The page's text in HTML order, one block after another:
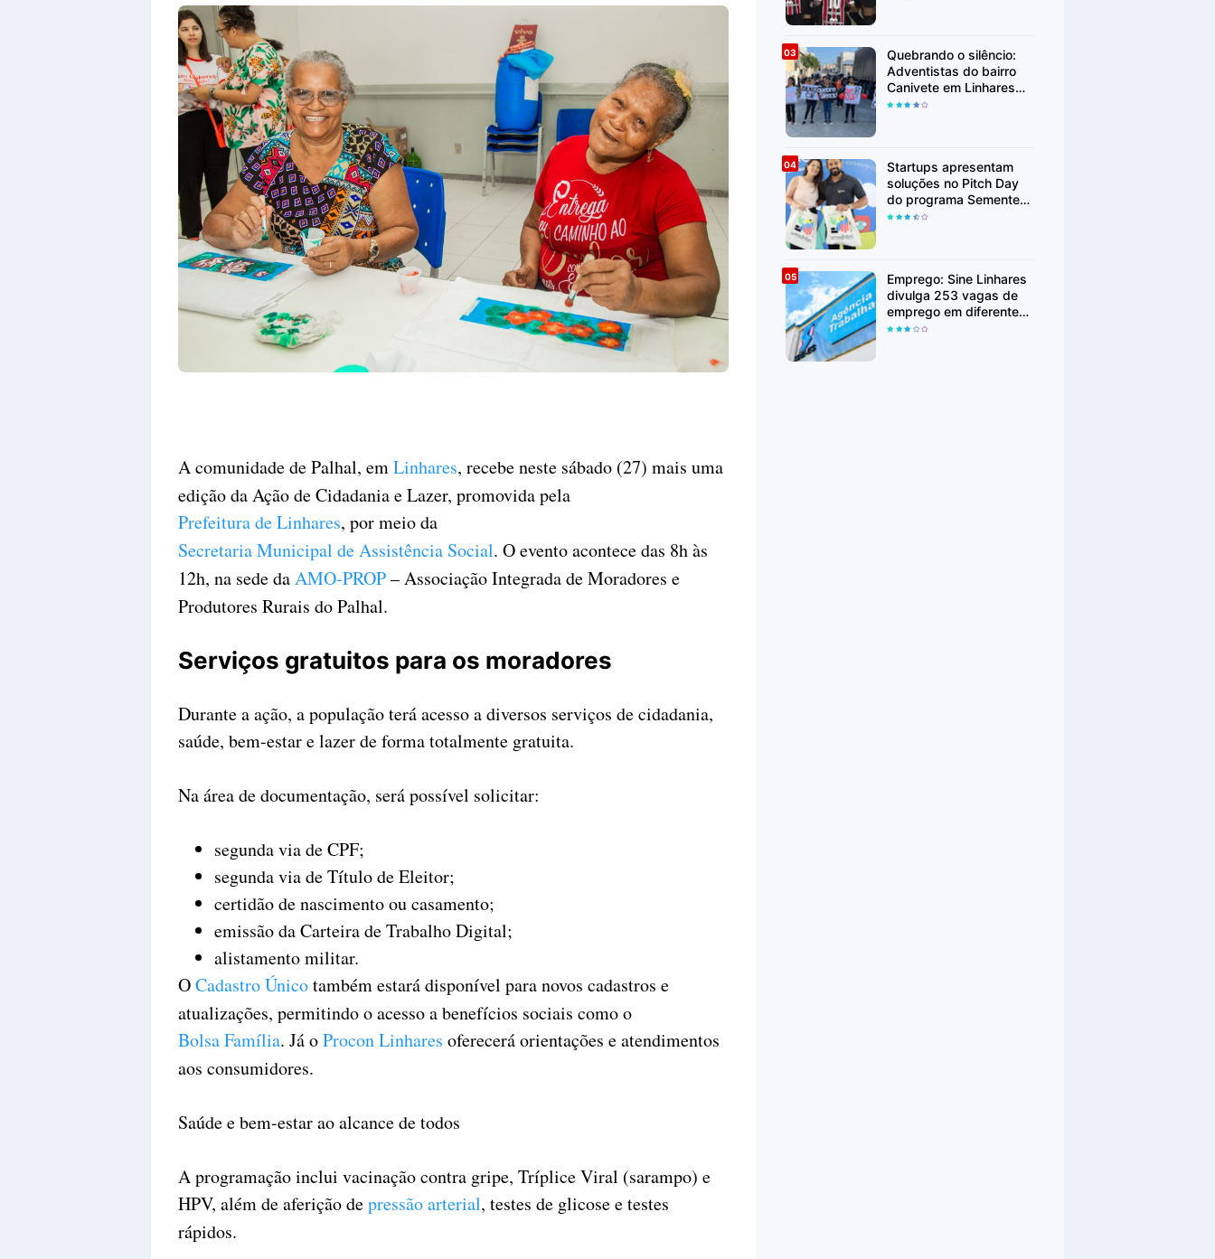
Premium
By
Raushan
Design
With
Shroff
Templates
A comunidade de Palhal, emLinhares, recebe neste sábado (27) mais uma
edição da Ação de Cidadania e Lazer, promovida pela
Prefeitura de Linhares, por meio da
Secretaria Municipal de Assistência Social. O evento acontece das 8h às
12h, na sede daAMO-PROP– Associação Integrada de Moradores e
Produtores Rurais do Palhal.
Serviços gratuitos para os moradores
Durante a ação, a população terá acesso a diversos serviços de cidadania,
saúde, bem-estar e lazer de forma totalmente gratuita.
Na área de documentação, será possível solicitar:
segunda via de CPF;
segunda via de Título de Eleitor;
certidão de nascimento ou casamento;
emissão da Carteira de Trabalho Digital;
alistamento militar.
OCadastro Únicotambém estará disponível para novos cadastros e
atualizações, permitindo o acesso a benefícios sociais como o
Bolsa Família. Já oProcon Linhares oferecerá orientações e atendimentos
aos consumidores.
Saúde e bem-estar ao alcance de todos
A programação inclui vacinação contra gripe, Tríplice Viral (sarampo) e
HPV, além de aferição depressão arterial, testes de glicose e testes
rápidos.
Quebrando o silêncio:
Adventistas do bairro
Canivete em Linhares
encorajam vítimas de
Startups apresentam
soluções no Pitch Day
do programa Sementes
em Linhares
Emprego: Sine Linhares
divulga 253 vagas de
emprego em diferentes
áreas